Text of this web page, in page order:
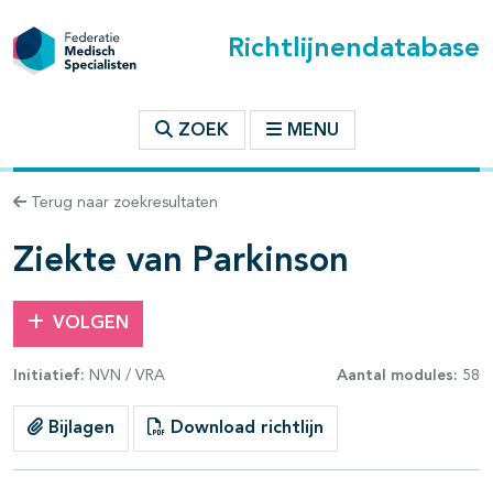
Richtlijnendatabase
ZOEK MENU
Terug naar zoekresultaten
Ziekte van Parkinson
VOLGEN
Initiatief: NVN / VRA Aantal modules: 58
Bijlagen Download richtlijn
binnen deze richtlijn
open- en dichtklappen
open- en dichtklappen